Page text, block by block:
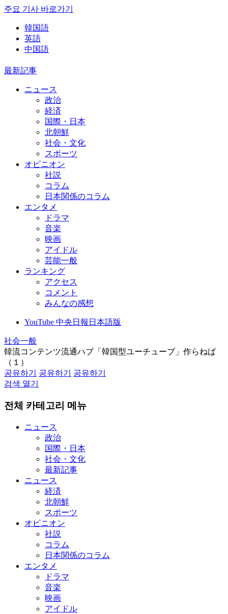
주요 기사 바로가기
韓国語
英語
中国語
最新記事
ニュース
政治
経済
国際・日本
北朝鮮
社会・文化
スポーツ
オピニオン
社説
コラム
日本関係のコラム
エンタメ
ドラマ
音楽
映画
アイドル
芸能一般
ランキング
アクセス
コメント
みんなの感想
YouTube 中央日報日本語版
社会一般
韓流コンテンツ流通ハブ「韓国型ユーチューブ」作らねば
（１）
공유하기
공유하기
공유하기
검색 열기
전체 카테고리 메뉴
ニュース
政治
国際・日本
社会・文化
最新記事
ニュース
経済
北朝鮮
スポーツ
オピニオン
社説
コラム
日本関係のコラム
エンタメ
ドラマ
音楽
映画
アイドル